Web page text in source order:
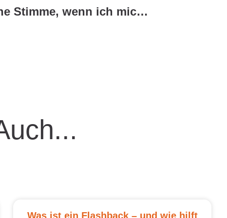
Wie finde ich meine Stimme, wenn ich mich gesundheitlich schwach fühle?
Was ist ein Flashback – und wie hilft